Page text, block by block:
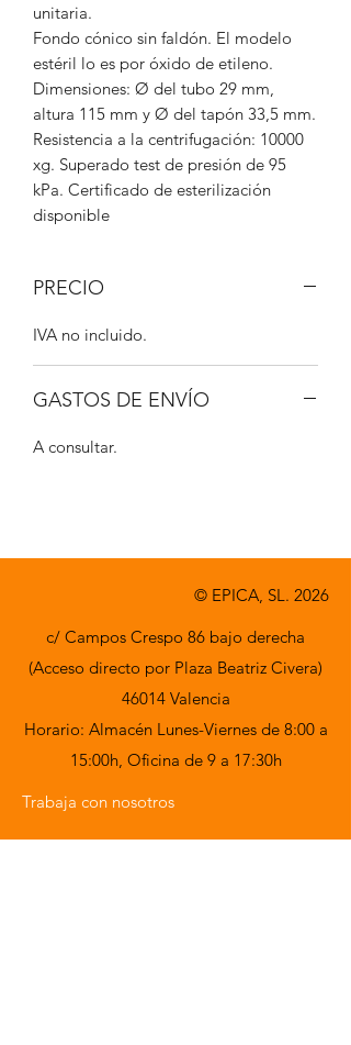
unitaria.
Fondo cónico sin faldón. El modelo
estéril lo es por óxido de etileno.
Dimensiones: Ø del tubo 29 mm,
altura 115 mm y Ø del tapón 33,5 mm.
Resistencia a la centrifugación: 10000
xg. Superado test de presión de 95
kPa. Certificado de esterilización
disponible
PRECIO
IVA no incluido.
GASTOS DE ENVÍO
A consultar.
© EPICA, SL. 2026
c/ Campos Crespo 86 bajo derecha
(Acceso directo por Plaza Beatriz Civera)
46014 Valencia
Horario: Almacén Lunes-Viernes de 8:00 a
15:00h, Oficina de 9 a 17:30h
Trabaja con nosotros